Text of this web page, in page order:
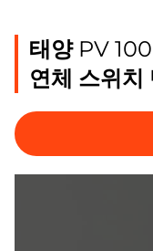
태양 PV
연체 스위